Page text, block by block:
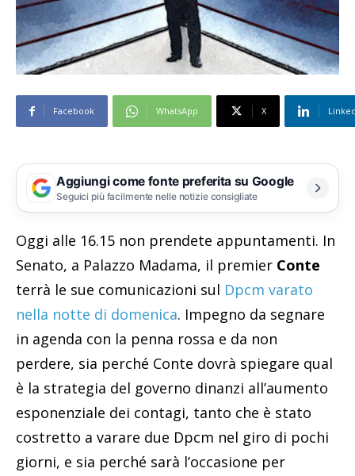
Facebook WhatsApp X
Aggiungi come fonte preferita su Google
Seguici più facilmente nelle notizie consigliate
Oggi alle 16.15 non prendete appuntamenti. In
Senato, a Palazzo Madama, il premier Conte
terrà le sue comunicazioni sul Dpcm varato
nella notte di domenica. Impegno da segnare
in agenda con la penna rossa e da non
perdere, sia perché Conte dovrà spiegare qual
è la strategia del governo dinanzi all’aumento
esponenziale dei contagi, tanto che è stato
costretto a varare due Dpcm nel giro di pochi
giorni, e sia perché sarà l’occasione per